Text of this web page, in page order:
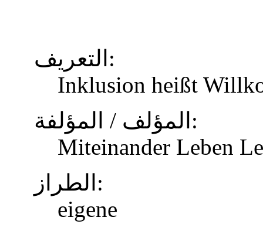
التعريف:
Inklusion heißt
المؤلف / المؤلفة:
Miteinander Leben
الطراز:
eigene